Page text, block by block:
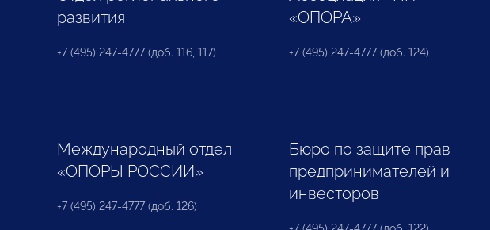
развития
+7 (495) 247-4777 (доб. 116, 117)
«ОПОРА»
+7 (495) 247-4777 (доб. 124)
Международный отдел
«ОПОРЫ РОССИИ»
+7 (495) 247-4777 (доб. 126)
Бюро по защите прав
предпринимателей и
инвесторов